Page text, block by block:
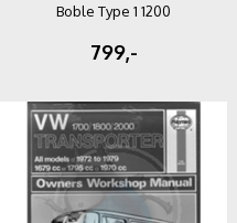
Boble Type 1 1200
799,-